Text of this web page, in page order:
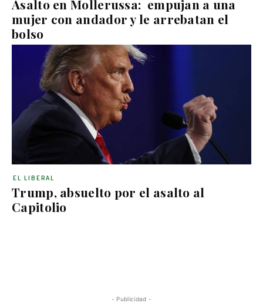
Asalto en Mollerussa: empujan a una
mujer con andador y le arrebatan el
bolso
Trump, absuelto por el asalto al
Capitolio
EL LIBERAL
- Publicidad -